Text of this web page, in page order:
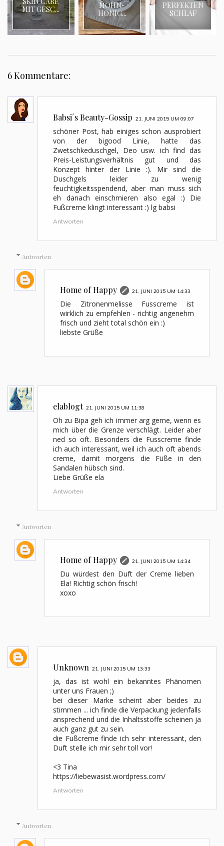
MIT GESC...
MOHN-
HONIG...
PERFEKTEN
SCHLAF
6 Kommentare:
Babsi´s Beauty-Gossip 21. JUNI 2015 UM 09:07
schöner Post, hab einiges schon ausprobiert
von der bigood Linie, hatte das
Zwetschkeduschgel, Deo usw. ich find das
Preis-Leistungsverhältnis gut und das
Konzept hinter der Linie :). Mir sind die
Duschgels leider zu wenig
feuchtigkeitsspendend, aber man muss sich
eh danach einschmieren also egal :) Die
Fußcreme klingt interessant :) lg babsi
Antworten
Antworten
Home of Happy 21. JUNI 2015 UM 14:33
Die Zitronenmelisse Fusscreme ist
wirklich zu empfehlen - richtig angenehm
frisch und zieht total schön ein :)
liebste Grüße
elablogt 21. JUNI 2015 UM 11:38
Oh zu Bipa geh ich immer arg gerne, wenn es
mich über die Grenze verschlägt. Leider aber
ned so oft. Besonders die Fusscreme finde
ich auch interessant, weil ich auch oft abends
creme, damit morgens die Füße in den
Sandalen hübsch sind.
Liebe Grüße ela
Antworten
Antworten
Home of Happy 21. JUNI 2015 UM 14:34
Du würdest den Duft der Creme lieben
Ela! Richtig schön frisch!
xoxo
Unknown 21. JUNI 2015 UM 13:33
ja, das ist wohl ein bekanntes Phänomen
unter uns Frauen ;)
bei dieser Marke scheint aber beides zu
stimmen ... ich finde die Verpackung jedenfalls
ansprechend und die Inhaltsstoffe scheinen ja
auch ganz gut zu sein.
die Fußcreme finde ich sehr interessant, den
Duft stelle ich mir sehr toll vor!
<3 Tina
https://liebewasist.wordpress.com/
Antworten
Antworten